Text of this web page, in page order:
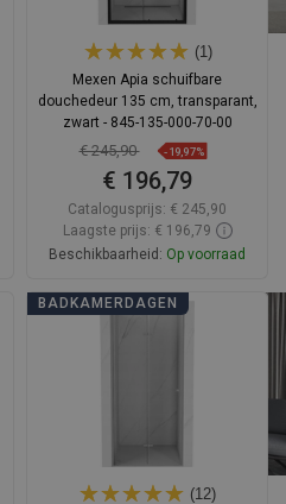
(1)
Mexen Apia schuifbare
douchedeur 135 cm, transparant,
zwart - 845-135-000-70-00
€ 245,90 -19,97%
€ 196,79
Catalogusprijs: € 245,90
Laagste prijs: € 196,79
Beschikbaarheid: Op voorraad
In winkelwagen
BADKAMERDAGEN
(12)